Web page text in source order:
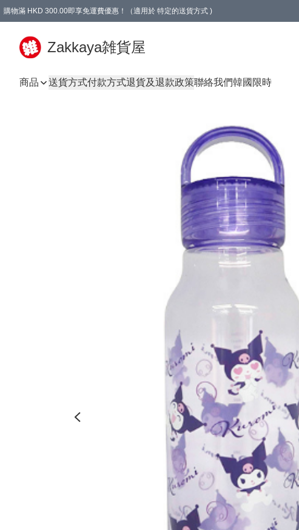
購物滿 HKD 300.00即享免運費優惠！（適用於 特定的送貨方式 )
Zakkaya雑貨屋
商品 送貨方式付款方式退貨及退款政策聯絡我們韓國限時